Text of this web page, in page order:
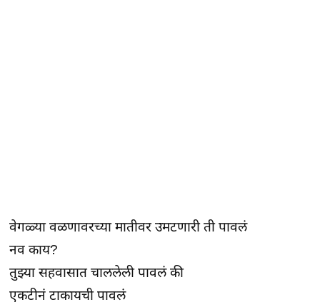
वेगळ्या वळणावरच्या मातीवर उमटणारी ती पावलं
नव काय?
तुझ्या सहवासात चाललेली पावलं की
एकटीनं टाकायची पावलं